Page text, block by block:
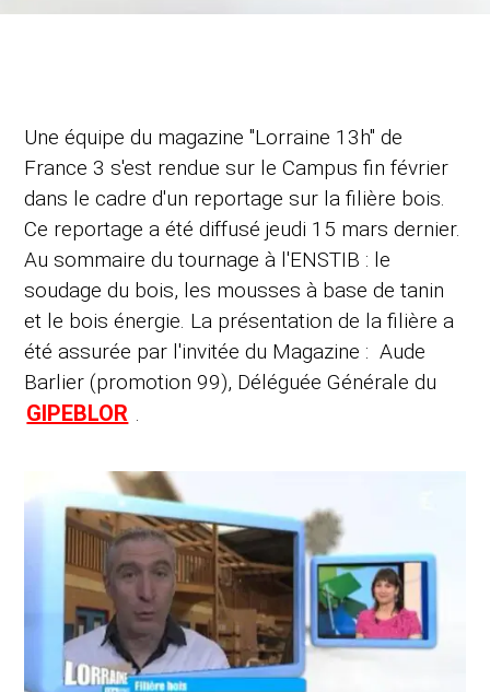
Une équipe du magazine "Lorraine 13h" de
France 3 s'est rendue sur le Campus fin février
dans le cadre d'un reportage sur la filière bois.
Ce reportage a été diffusé jeudi 15 mars dernier.
Au sommaire du tournage à l'ENSTIB : le
soudage du bois, les mousses à base de tanin
et le bois énergie. La présentation de la filière a
été assurée par l'invitée du Magazine : Aude
Barlier (promotion 99), Déléguée Générale du
GIPEBLOR .